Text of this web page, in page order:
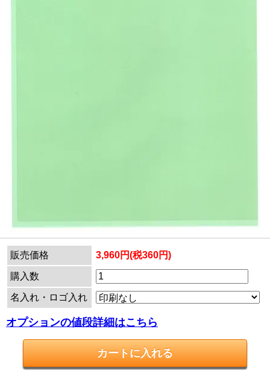
販売価格 3,960円(税360円)
購入数
名入れ・ロゴ入れ
オプションの値段詳細はこちら